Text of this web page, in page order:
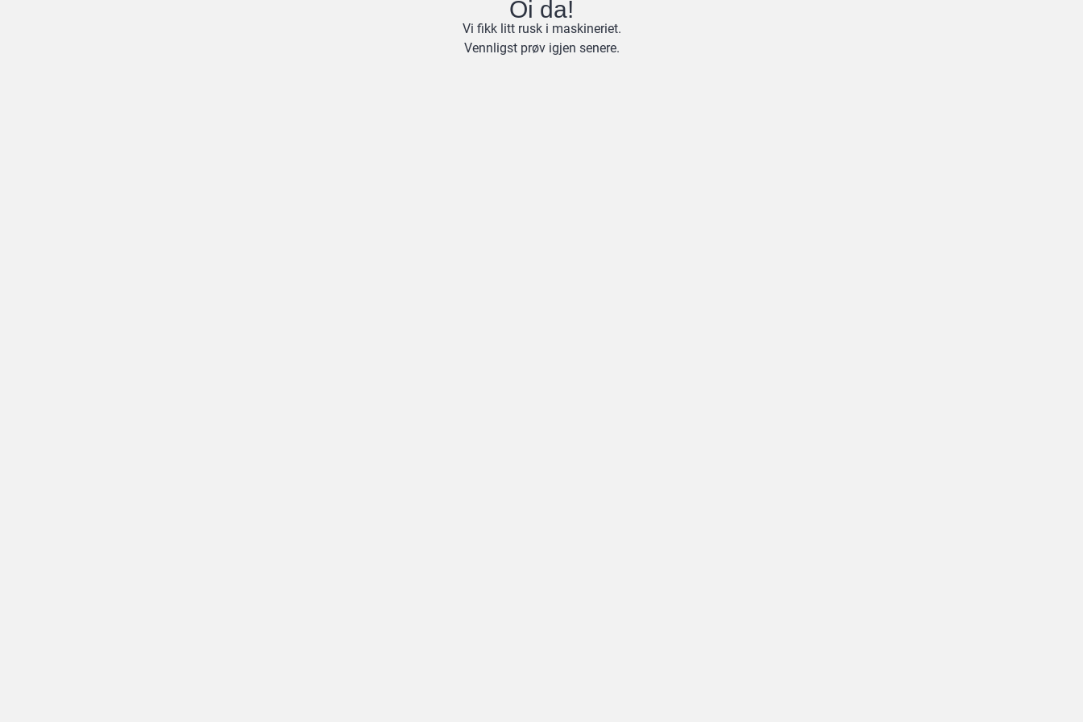
Oi da!
Vi fikk litt rusk i maskineriet.
Vennligst prøv igjen senere.